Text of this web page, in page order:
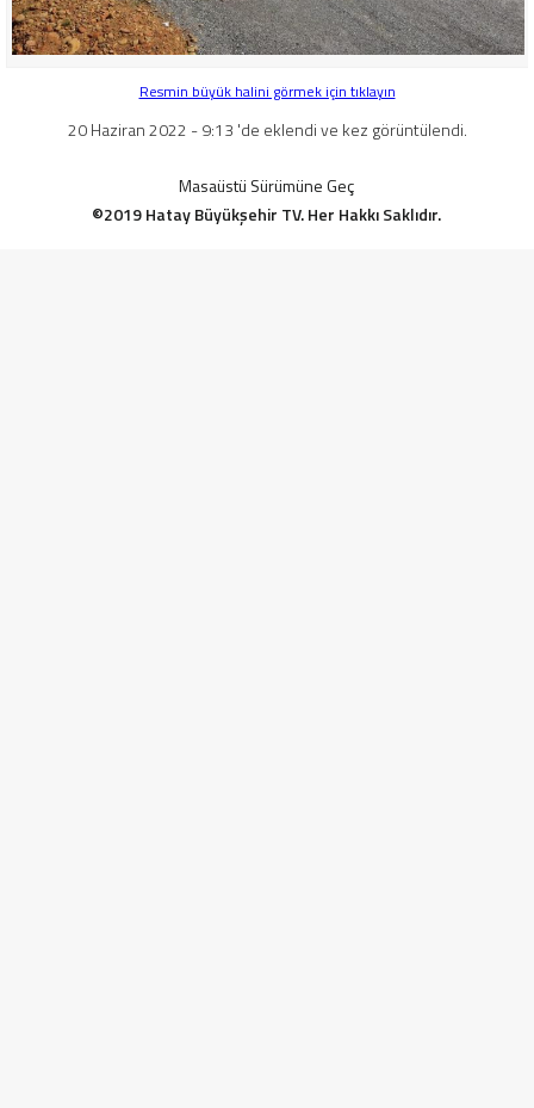
Resmin büyük halini görmek için tıklayın
20 Haziran 2022 - 9:13 'de eklendi ve kez görüntülendi.
Masaüstü Sürümüne Geç
©2019 Hatay Büyükşehir TV. Her Hakkı Saklıdır.